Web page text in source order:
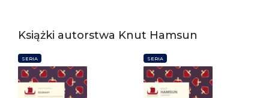
Książki autorstwa Knut Hamsun
SERIA SERIA